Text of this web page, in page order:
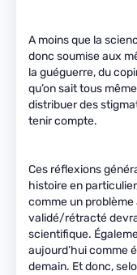
A moins que la
donc soumise aux
la guéguerre, du
qu’on sait tous
distribuer des
tenir compte.
Ces réflexions
histoire en
comme un
validé/rétracté
scientifique.
aujourd’hui comme
demain. Et donc,